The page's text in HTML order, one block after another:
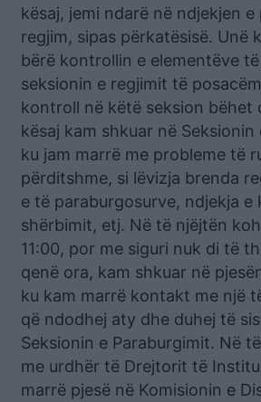
kësaj, jemi ndarë në ndjekjen
regjim, sipas përkatësisë. Unë
bërë kontrollin e elementëve
seksionin e regjimit të
kontroll në këtë seksion bëhet
kësaj kam shkuar në Seksionin
ku jam marrë me probleme të
përditshme, si lëvizja brenda
e të paraburgosurve, ndjekja e
shërbimit, etj. Në të njëjtën
11:00, por me siguri nuk di të
qenë ora, kam shkuar në
ku kam marrë kontakt me një
që ndodhej aty dhe duhej të
Seksionin e Paraburgimit. Në
me urdhër të Drejtorit të
marrë pjesë në Komisionin e